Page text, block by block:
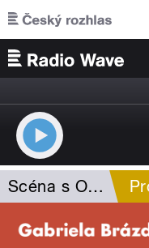
Přejít k hlavnímu obsahu
Scéna s Opakem Dissu